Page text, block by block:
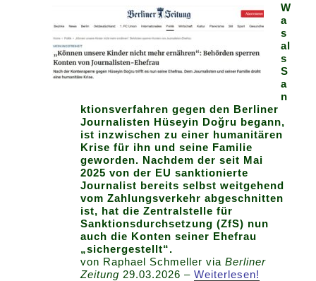
W
a
s
al
s
S
a
n
ktionsverfahren gegen den Berliner
Journalisten Hüseyin Doğru begann,
ist inzwischen zu einer humanitären
Krise für ihn und seine Familie
geworden. Nachdem der seit Mai
2025 von der EU sanktionierte
Journalist bereits selbst weitgehend
vom Zahlungsverkehr abgeschnitten
ist, hat die Zentralstelle für
Sanktionsdurchsetzung (ZfS) nun
auch die Konten seiner Ehefrau
„sichergestellt“.
von Raphael Schmeller viaBerliner
Zeitung 29.03.2026 – Weiterlesen!